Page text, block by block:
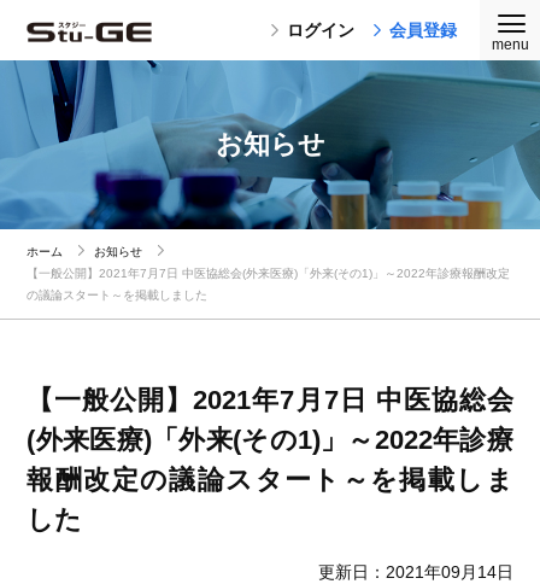
ログイン 会員登録
お知らせ
ホーム
お知らせ
【一般公開】2021年7月7日 中医協総会(外来医療)「外来(その1)」～2022年診療報酬改定
の議論スタート～を掲載しました
【一般公開】2021年7月7日 中医協総会
(外来医療)「外来(その1)」～2022年診療
報酬改定の議論スタート～を掲載しま
した
更新日：2021年09月14日